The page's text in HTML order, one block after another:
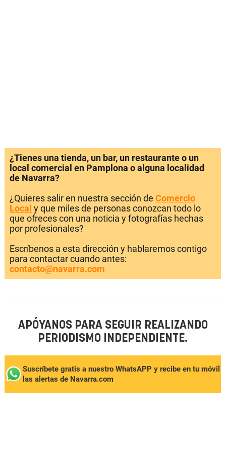
¿Tienes una tienda, un bar, un restaurante o un
local comercial en Pamplona o alguna localidad
de Navarra?
¿Quieres salir en nuestra sección de Comercio
Local y que miles de personas conozcan todo lo
que ofreces con una noticia y fotografías hechas
por profesionales?
Escríbenos a esta dirección y hablaremos contigo
para contactar cuando antes:
contacto@navarra.com
APÓYANOS PARA SEGUIR REALIZANDO
PERIODISMO INDEPENDIENTE.
Suscríbete gratis a nuestro WhatsAPP y recibe en tu móvil
las alertas de Navarra.com